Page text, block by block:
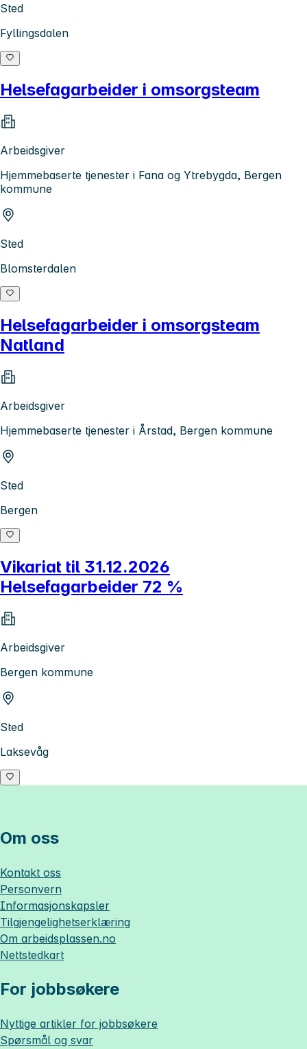
Sted
Fyllingsdalen
Helsefagarbeider i omsorgsteam
Arbeidsgiver
Hjemmebaserte tjenester i Fana og Ytrebygda, Bergen
kommune
Sted
Blomsterdalen
Helsefagarbeider i omsorgsteam
Natland
Arbeidsgiver
Hjemmebaserte tjenester i Årstad, Bergen kommune
Sted
Bergen
Vikariat til 31.12.2026
Helsefagarbeider 72 %
Arbeidsgiver
Bergen kommune
Sted
Laksevåg
Om oss
Kontakt oss
Personvern
Informasjonskapsler
Tilgjengelighetserklæring
Om arbeidsplassen.no
Nettstedkart
For jobbsøkere
Nyttige artikler for jobbsøkere
Spørsmål og svar